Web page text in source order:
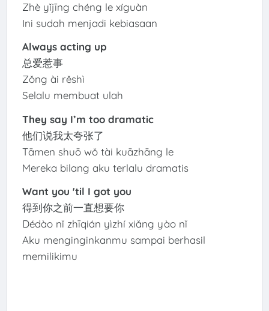
Zhè yǐjīng chéng le xíguàn
Ini sudah menjadi kebiasaan
Always acting up
总爱惹事
Zǒng ài rěshì
Selalu membuat ulah
They say I’m too dramatic
他们说我太夸张了
Tāmen shuō wǒ tài kuāzhāng le
Mereka bilang aku terlalu dramatis
Want you 'til I got you
得到你之前一直想要你
Dédào nǐ zhīqián yìzhí xiǎng yào nǐ
Aku menginginkanmu sampai berhasil
memilikimu